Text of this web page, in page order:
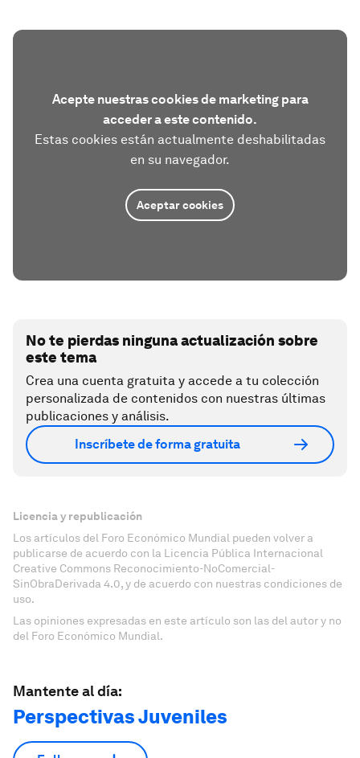
Acepte nuestras cookies de marketing para
acceder a este contenido.
Estas cookies están actualmente deshabilitadas
en su navegador.
Aceptar cookies
No te pierdas ninguna actualización sobre
este tema
Crea una cuenta gratuita y accede a tu colección
personalizada de contenidos con nuestras últimas
publicaciones y análisis.
Inscríbete de forma gratuita
Licencia y republicación
Los artículos del Foro Económico Mundial pueden volver a
publicarse de acuerdo con la Licencia Pública Internacional
Creative Commons Reconocimiento-NoComercial-
SinObraDerivada 4.0, y de acuerdo con nuestras condiciones de
uso.
Las opiniones expresadas en este artículo son las del autor y no
del Foro Económico Mundial.
Mantente al día:
Perspectivas Juveniles